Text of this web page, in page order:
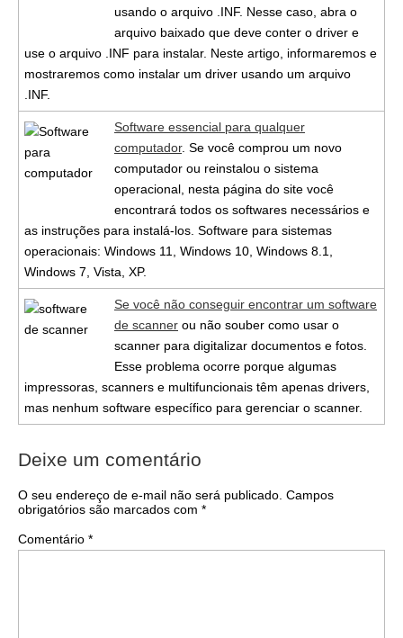
usando o arquivo .INF. Nesse caso, abra o
arquivo baixado que deve conter o driver e
use o arquivo .INF para instalar. Neste artigo, informaremos e
mostraremos como instalar um driver usando um arquivo
.INF.
Software essencial para qualquer
computador. Se você comprou um novo
computador ou reinstalou o sistema
operacional, nesta página do site você
encontrará todos os softwares necessários e
as instruções para instalá-los. Software para sistemas
operacionais: Windows 11, Windows 10, Windows 8.1,
Windows 7, Vista, XP.
Se você não conseguir encontrar um software
de scanner ou não souber como usar o
scanner para digitalizar documentos e fotos.
Esse problema ocorre porque algumas
impressoras, scanners e multifuncionais têm apenas drivers,
mas nenhum software específico para gerenciar o scanner.
Deixe um comentário
O seu endereço de e-mail não será publicado. Campos
obrigatórios são marcados com *
Comentário *